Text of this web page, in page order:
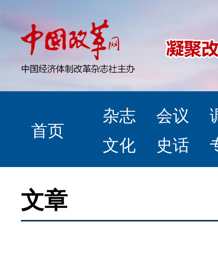
首页
杂志 会议
文化
史话
文章